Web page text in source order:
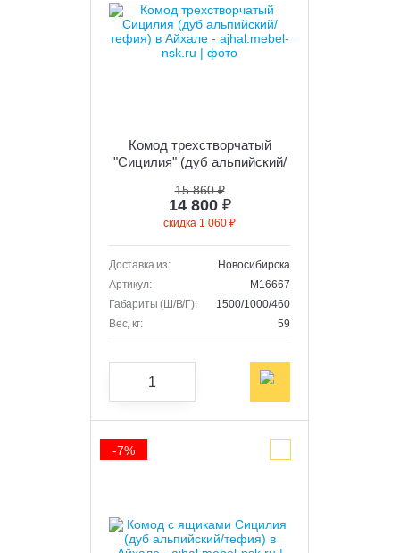
Комод трехстворчатый
"Сицилия" (дуб альпийский/
15 860 ₽
14 800 ₽
скидка 1 060 ₽
Доставка из:
Новосибирска
Артикул:
M16667
Габариты (Ш/В/Г):
1500/1000/460
Вес, кг:
59
-7%